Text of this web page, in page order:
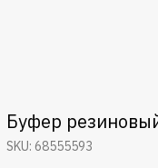
Буфер
SKU: 68555593